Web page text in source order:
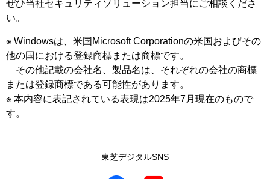
ぜひ当社セキュリティソリューション担当にご相談くださ
い。
※ Windowsは、米国Microsoft Corporationの米国およびその
他の国における登録商標または商標です。
その他記載の会社名、製品名は、それぞれの会社の商標
または登録商標である可能性があります。
※ 本内容に表記されている表現は2025年7月現在のもので
す。
東芝デジタルSNS